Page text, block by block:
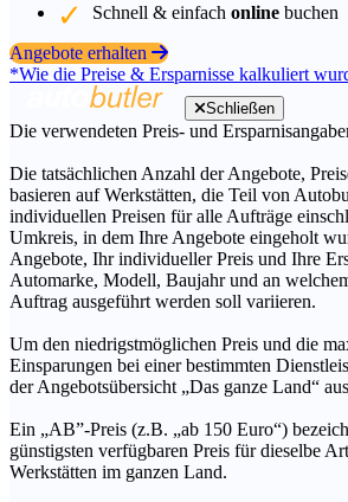
Schnell & einfach online buchen
Angebote erhalten
*Wie die Preise & Ersparnisse kalkuliert
Schließen
Die verwendeten Preis- und
Die tatsächlichen Anzahl der Angebote,
basieren auf Werkstätten, die Teil von
individuellen Preisen für alle Aufträge
Umkreis, in dem Ihre Angebote eingeholt
Angebote, Ihr individueller Preis und Ihre
Automarke, Modell, Baujahr und an
Auftrag ausgeführt werden soll variieren.
Um den niedrigstmöglichen Preis und die
Einsparungen bei einer bestimmten
der Angebotsübersicht „Das ganze Land“
Ein „AB”-Preis (z.B. „ab 150 Euro“)
günstigsten verfügbaren Preis für dieselbe
Werkstätten im ganzen Land.